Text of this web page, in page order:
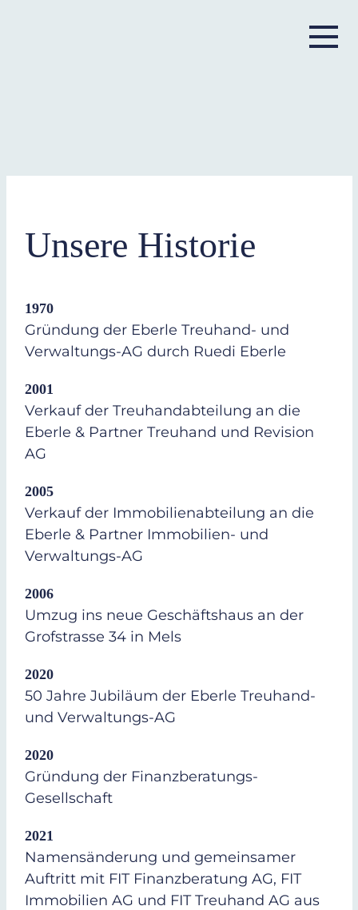
Unsere Historie
1970
Gründung der Eberle Treuhand- und
Verwaltungs-AG durch Ruedi Eberle
2001
Verkauf der Treuhandabteilung an die
Eberle & Partner Treuhand und Revision
AG
2005
Verkauf der Immobilienabteilung an die
Eberle & Partner Immobilien- und
Verwaltungs-AG
2006
Umzug ins neue Geschäftshaus an der
Grofstrasse 34 in Mels
2020
50 Jahre Jubiläum der Eberle Treuhand-
und Verwaltungs-AG
2020
Gründung der Finanzberatungs-
Gesellschaft
2021
Namensänderung und gemeinsamer
Auftritt mit FIT Finanzberatung AG, FIT
Immobilien AG und FIT Treuhand AG aus